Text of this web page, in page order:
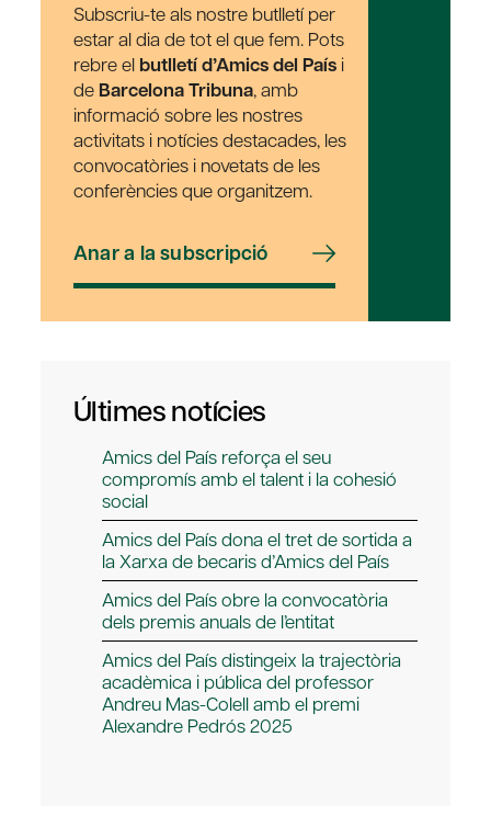
Subscriu-te als nostre butlletí per
estar al dia de tot el que fem. Pots
rebre el butlletí d’Amics del País i
de Barcelona Tribuna, amb
informació sobre les nostres
activitats i notícies destacades, les
convocatòries i novetats de les
conferències que organitzem.
Anar a la subscripció
Últimes notícies
Amics del País reforça el seu
compromís amb el talent i la cohesió
social
Amics del País dona el tret de sortida a
la Xarxa de becaris d’Amics del País
Amics del País obre la convocatòria
dels premis anuals de l’entitat
Amics del País distingeix la trajectòria
acadèmica i pública del professor
Andreu Mas-Colell amb el premi
Alexandre Pedrós 2025